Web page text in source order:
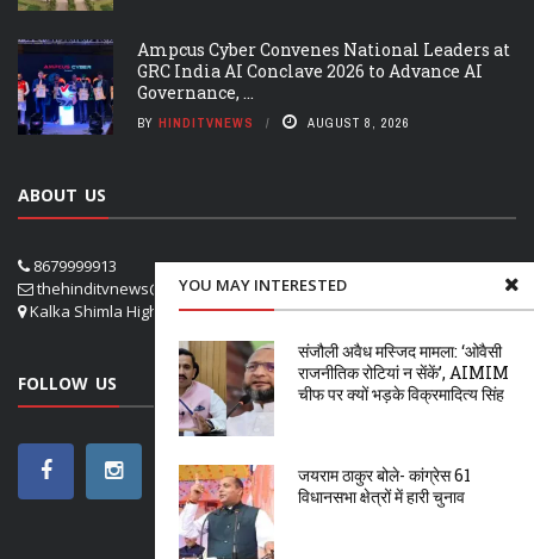
YOU MAY INTERESTED
संजौली अवैध मस्जिद मामला: ‘ओवैसी
राजनीतिक रोटियां न सेंकें’, AIMIM
चीफ पर क्यों भड़के विक्रमादित्य सिंह
जयराम ठाकुर बोले- कांग्रेस 61
विधानसभा क्षेत्रों में हारी चुनाव
Ampcus Cyber Convenes National Leaders at
GRC India AI Conclave 2026 to Advance AI
Governance, ...
BY HINDITVNEWS AUGUST 8, 2026
ABOUT US
8679999913
thehinditvnews@gmail.com
Kalka Shimla Highway- VPO Panog, SHOGHI SHIMLA
FOLLOW US